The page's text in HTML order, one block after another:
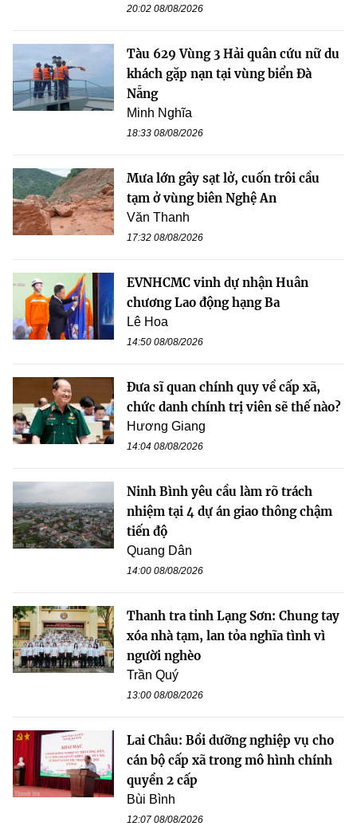
20:02 08/08/2026
Tàu 629 Vùng 3 Hải quân cứu nữ du
khách gặp nạn tại vùng biển Đà
Nẵng
Minh Nghĩa
18:33 08/08/2026
Mưa lớn gây sạt lở, cuốn trôi cầu
tạm ở vùng biên Nghệ An
Văn Thanh
17:32 08/08/2026
EVNHCMC vinh dự nhận Huân
chương Lao động hạng Ba
Lê Hoa
14:50 08/08/2026
Đưa sĩ quan chính quy về cấp xã,
chức danh chính trị viên sẽ thế nào?
Hương Giang
14:04 08/08/2026
Ninh Bình yêu cầu làm rõ trách
nhiệm tại 4 dự án giao thông chậm
tiến độ
Quang Dân
14:00 08/08/2026
Thanh tra tỉnh Lạng Sơn: Chung tay
xóa nhà tạm, lan tỏa nghĩa tình vì
người nghèo
Trần Quý
13:00 08/08/2026
Lai Châu: Bồi dưỡng nghiệp vụ cho
cán bộ cấp xã trong mô hình chính
quyền 2 cấp
Bùi Bình
12:07 08/08/2026